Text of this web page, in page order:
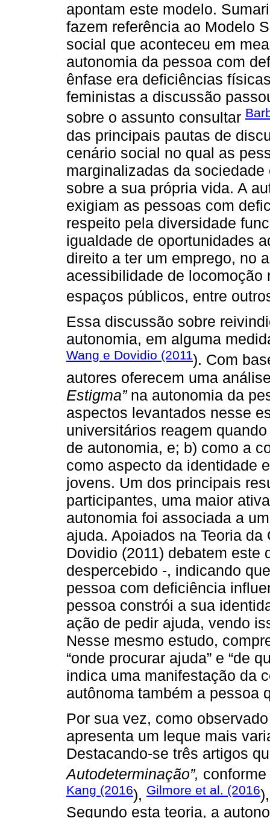
apontam este modelo.
fazem referência ao Modelo
social que aconteceu em
autonomia da pessoa com
ênfase era deficiências
feministas a discussão
sobre o assunto consultar
das principais pautas de
cenário social no qual as
marginalizadas da
sobre a sua própria vida. A
exigiam as pessoas com
respeito pela diversidade
igualdade de oportunidades
direito a ter um emprego, no
acessibilidade de
espaços públicos, entre
Essa discussão sobre
autonomia, em alguma
Wang e Dovidio (2011). Com
autores oferecem uma
Estigma”na autonomia da
aspectos levantados nesse
universitários reagem
de autonomia, e; b) como a
como aspecto da identidade
jovens. Um dos principais
participantes, uma maior
autonomia foi associada a
ajuda. Apoiados na Teoria
Dovidio (2011) debatem este
despercebido -, indicando
pessoa com deficiência
pessoa constrói a sua
ação de pedir ajuda, vendo
Nesse mesmo estudo,
“onde procurar ajuda” e “de
indica uma manifestação da
autônoma também a pessoa
Por sua vez, como
apresenta um leque mais
Destacando-se três artigos
Autodeterminação”,
Kang (2016), Gilmore et al. (2016
Segundo esta teoria, a